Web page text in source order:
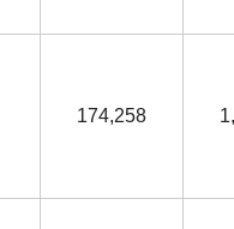
174,258